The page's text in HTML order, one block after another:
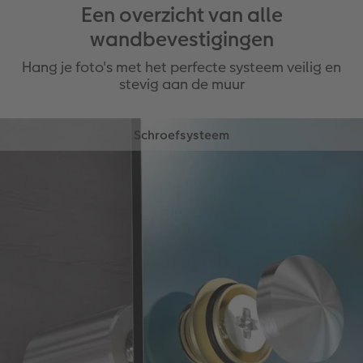
Een overzicht van alle
wandbevestigingen
Hang je foto's met het perfecte systeem veilig en
stevig aan de muur